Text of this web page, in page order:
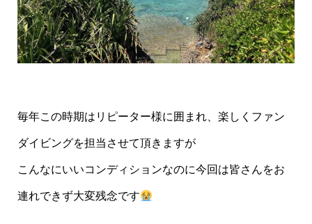
毎年この時期はリピーター様に囲まれ、楽しくファン
ダイビングを担当させて頂きますが
こんなにいいコンディションなのに今回は皆さんをお
連れできず大変残念です